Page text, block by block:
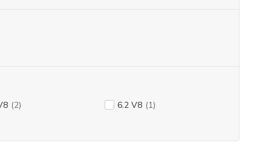
(2) 6.2 V8 (1)